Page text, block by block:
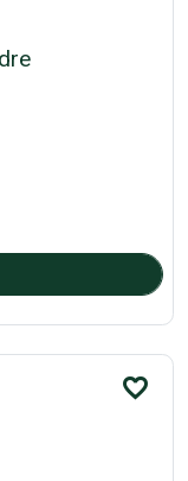
favorite_border